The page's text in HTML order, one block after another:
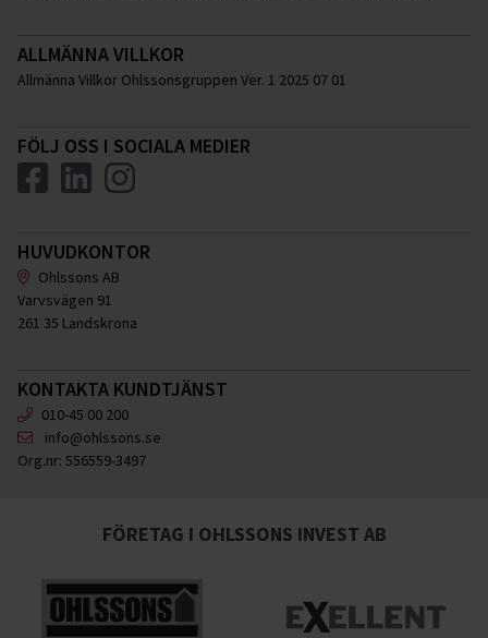
ALLMÄNNA VILLKOR
Allmänna Villkor Ohlssonsgruppen Ver. 1 2025 07 01
FÖLJ OSS I SOCIALA MEDIER
HUVUDKONTOR
Ohlssons AB
Varvsvägen 91
261 35 Landskrona
KONTAKTA KUNDTJÄNST
010-45 00 200
info@ohlssons.se
Org.nr: 556559-3497
FÖRETAG I OHLSSONS INVEST AB